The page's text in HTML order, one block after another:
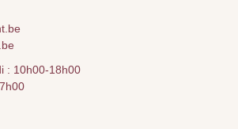
: 10h00-18h00